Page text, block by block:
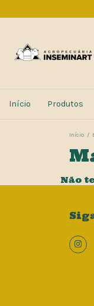
Início Produtos
Início /
Não